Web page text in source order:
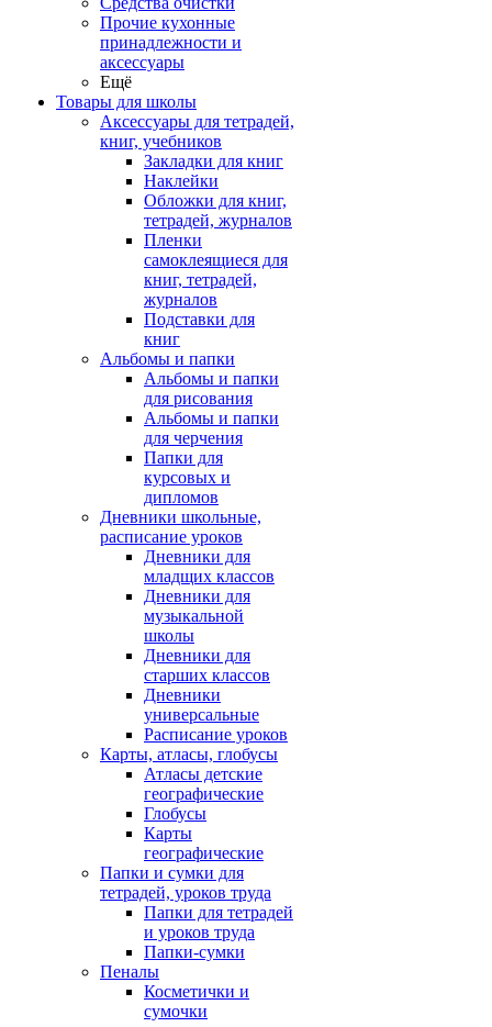
Прочие кухонные
принадлежности и
аксессуары
Ещё
Товары для школы
Аксессуары для тетрадей,
книг, учебников
Закладки для книг
Наклейки
Обложки для книг,
тетрадей, журналов
Пленки
самоклеящиеся для
книг, тетрадей,
журналов
Подставки для
книг
Альбомы и папки
Альбомы и папки
для рисования
Альбомы и папки
для черчения
Папки для
курсовых и
дипломов
Дневники школьные,
расписание уроков
Дневники для
младщих классов
Дневники для
музыкальной
школы
Дневники для
старших классов
Дневники
универсальные
Расписание уроков
Карты, атласы, глобусы
Атласы детские
географические
Глобусы
Карты
географические
Папки и сумки для
тетрадей, уроков труда
Папки для тетрадей
и уроков труда
Папки-сумки
Пеналы
Косметички и
сумочки